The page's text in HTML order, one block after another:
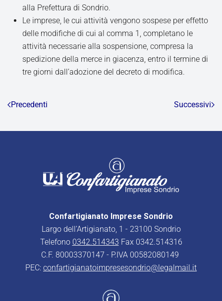
alla Prefettura di Sondrio.
Le imprese, le cui attività vengono sospese per effetto
delle modifiche di cui al comma 1, completano le
attività necessarie alla sospensione, compresa la
spedizione della merce in giacenza, entro il termine di
tre giorni dall’adozione del decreto di modifica.
Precedenti Successivi
Confartigianato Imprese Sondrio
Largo dell’Artigianato, 1 - 23100 Sondrio
Telefono 0342.514343 Fax 0342.514316
C.F. 80003370147 - P.IVA 00582080149
PEC: confartigianatoimpresesondrio@legalmail.it